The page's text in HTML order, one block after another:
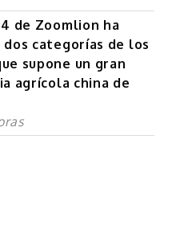
de Zoomlion ha
categorías de los
supone un gran
agrícola china de